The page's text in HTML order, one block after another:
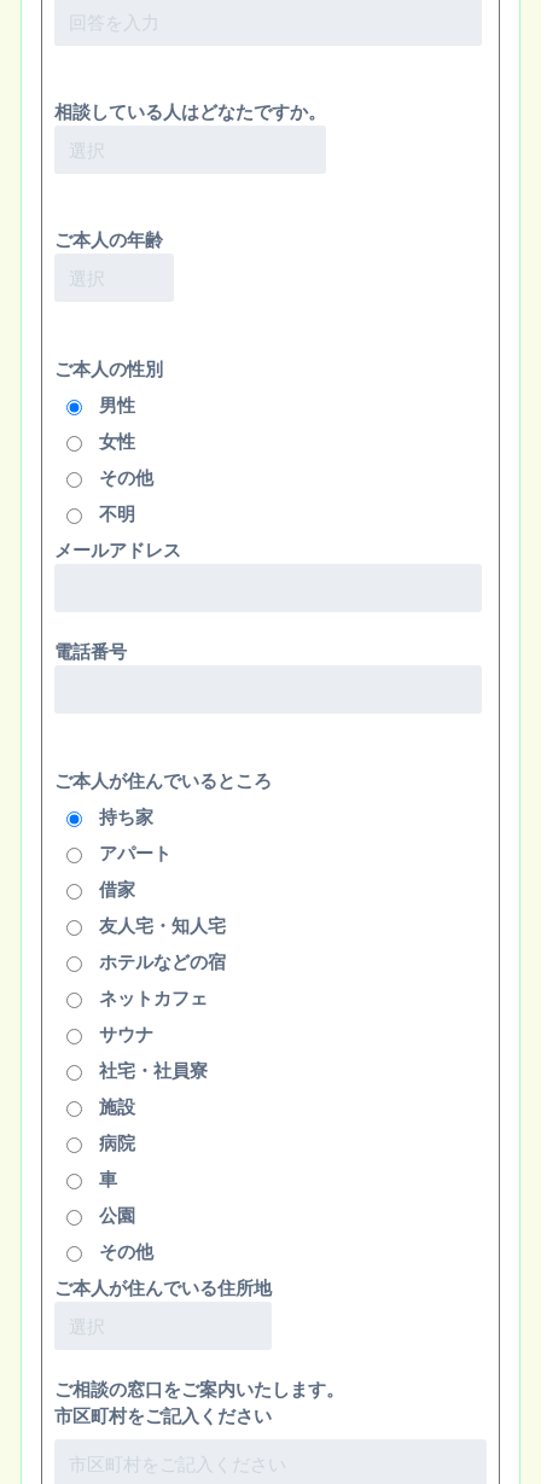
相談している人はどなたですか。
ご本人の年齢
ご本人の性別
男性
女性
その他
不明
メールアドレス
電話番号
ご本人が住んでいるところ
持ち家
アパート
借家
友人宅・知人宅
ホテルなどの宿
ネットカフェ
サウナ
社宅・社員寮
施設
病院
車
公園
その他
ご本人が住んでいる住所地
ご相談の窓口をご案内いたします。
市区町村をご記入ください